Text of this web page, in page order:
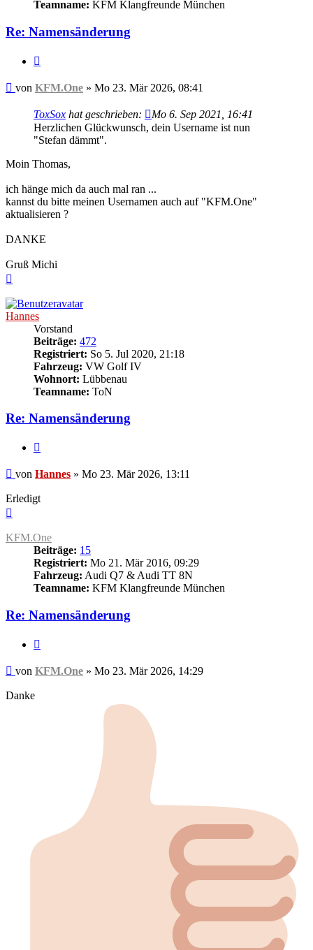
Teamname: KFM Klangfreunde München
Re: Namensänderung
Beitrag
von KFM.One » Mo 23. Mär 2026, 08:41
ToxSox hat geschrieben:
Mo 6. Sep 2021, 16:41
Herzlichen Glückwunsch, dein Username ist nun
"Stefan dämmt".
Moin Thomas,
ich hänge mich da auch mal ran ...
kannst du bitte meinen Usernamen auch auf "KFM.One"
aktualisieren ?
DANKE
Gruß Michi
Hannes
Vorstand
Beiträge: 472
Registriert: So 5. Jul 2020, 21:18
Fahrzeug: VW Golf IV
Wohnort: Lübbenau
Teamname: ToN
Re: Namensänderung
Beitrag
von Hannes » Mo 23. Mär 2026, 13:11
Erledigt
KFM.One
Beiträge: 15
Registriert: Mo 21. Mär 2016, 09:29
Fahrzeug: Audi Q7 & Audi TT 8N
Teamname: KFM Klangfreunde München
Re: Namensänderung
Beitrag
von KFM.One » Mo 23. Mär 2026, 14:29
Danke